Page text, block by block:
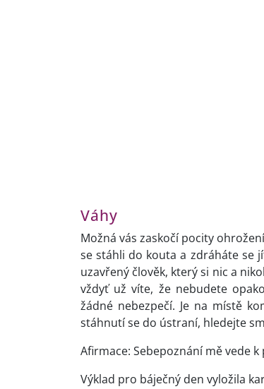
Váhy
Možná vás zaskočí pocity
se stáhli do kouta a zdráháte se
uzavřený člověk, který si nic a
vždyť už víte, že nebudete
žádné nebezpečí. Je na místě
stáhnutí se do ústraní, hledejte
Afirmace: Sebepoznání mě vede
Výklad pro báječný den vyložila